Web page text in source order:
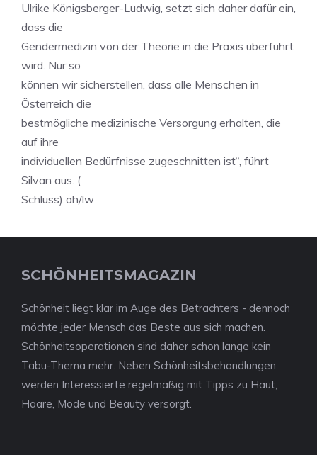
Ulrike Königsberger-Ludwig, setzt sich daher dafür ein,
dass die
Gendermedizin von der Theorie in die Praxis überführt
wird. Nur so
können wir sicherstellen, dass alle Menschen in
Österreich die
bestmögliche medizinische Versorgung erhalten, die
auf ihre
individuellen Bedürfnisse zugeschnitten ist“, führt
Silvan aus. (
Schluss) ah/lw
SCHÖNHEITSMAGAZIN
Schönheit liegt klar im Auge des Betrachters - dennoch
möchte jeder Mensch das Beste aus sich machen.
Schönheitsoperationen sind daher schon lange kein
Tabu-Thema mehr. Neben Schönheitsbehandlungen
werden Interessierte regelmäßig mit Tipps zu Haut,
Haare, Mode und Beauty versorgt.